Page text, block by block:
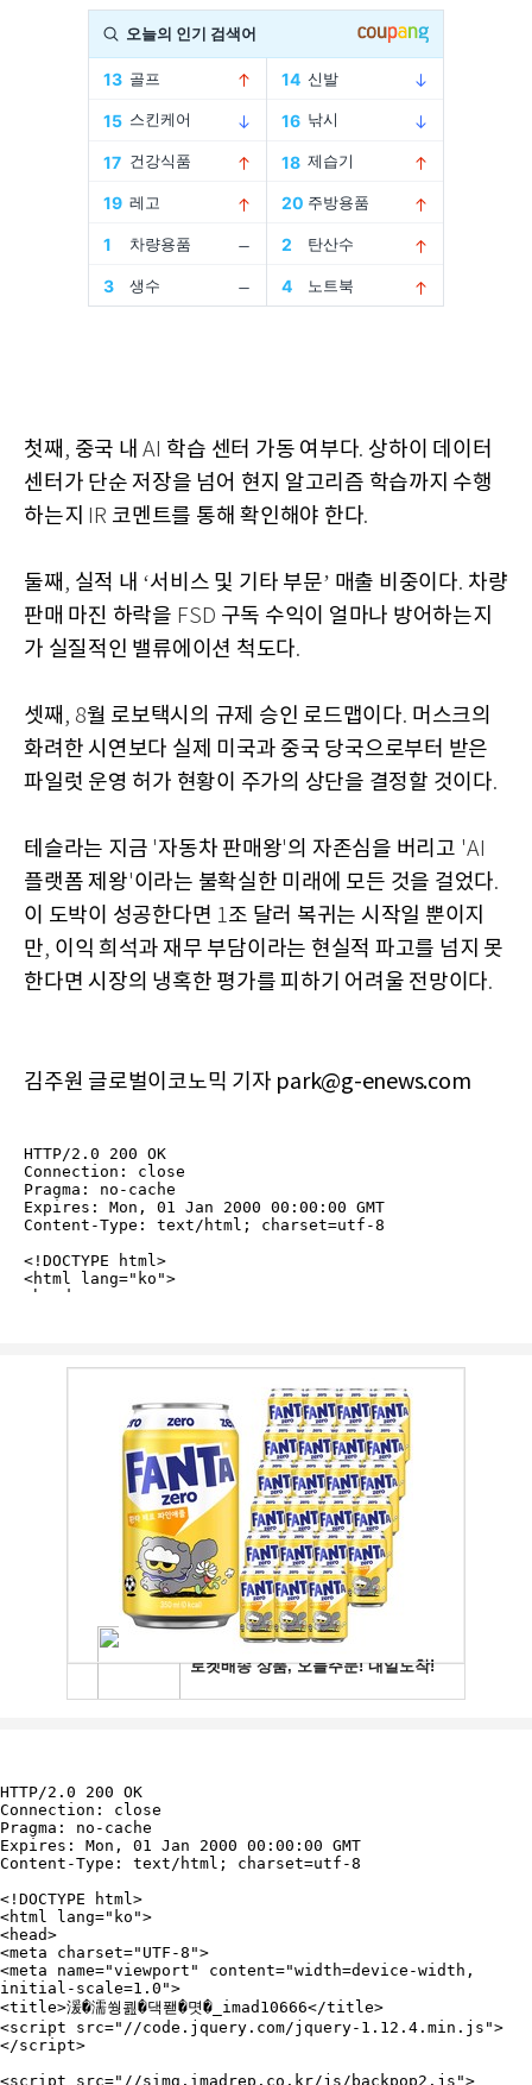
첫째 , 중국 내AI 학습 센터 가동 여부다. 상하이 데이터
센터가 단순 저장을 넘어 현지 알고리즘 학습까지 수행
하는지 IR 코멘트를 통해 확인해야 한다.
둘째 , 실적 내 ‘서비스 및 기타 부문’ 매출 비중이다. 차량
판매 마진 하락을 FSD 구독 수익이 얼마나 방어하는지
가 실질적인 밸류에이션 척도다.
셋째 , 8월 로보택시의 규제 승인 로드맵이다. 머스크의
화려한 시연보다 실제 미국과 중국 당국으로부터 받은
파일럿 운영 허가 현황이 주가의 상단을 결정할 것이다.
테슬라는 지금 '자동차 판매왕'의 자존심을 버리고 'AI
플랫폼 제왕'이라는 불확실한 미래에 모든 것을 걸었다.
이 도박이 성공한다면 1조 달러 복귀는 시작일 뿐이지
만, 이익 희석과 재무 부담이라는 현실적 파고를 넘지 못
한다면 시장의 냉혹한 평가를 피하기 어려울 전망이다.
김주원 글로벌이코노믹 기자 park@g-enews.com